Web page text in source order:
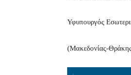
Υφυπουργός
(Μακεδονίας-